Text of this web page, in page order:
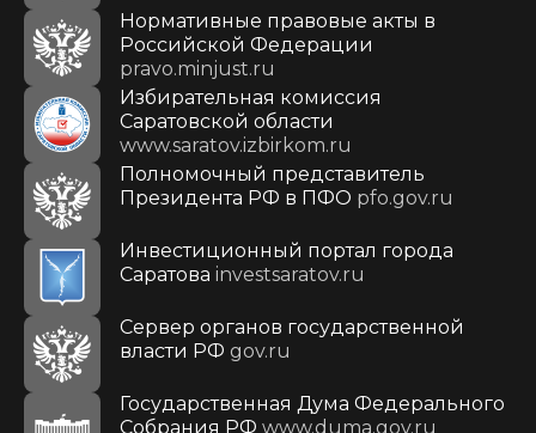
Нормативные правовые акты в
Российской Федерации
pravo.minjust.ru
Избирательная комиссия
Саратовской области
www.saratov.izbirkom.ru
Полномочный представитель
Президента РФ в ПФО pfo.gov.ru
Инвестиционный портал города
Саратова investsaratov.ru
Сервер органов государственной
власти РФ gov.ru
Государственная Дума Федерального
Собрания РФ www.duma.gov.ru